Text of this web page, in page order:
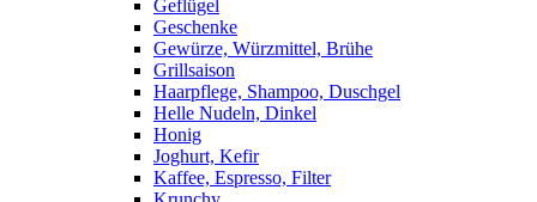
Geflügel
Geschenke
Gewürze, Würzmittel, Brühe
Grillsaison
Haarpflege, Shampoo, Duschgel
Helle Nudeln, Dinkel
Honig
Joghurt, Kefir
Kaffee, Espresso, Filter